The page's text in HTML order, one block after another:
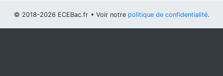
© 2018-2026 ECEBac.fr • Voir notre politique de confidentialité.